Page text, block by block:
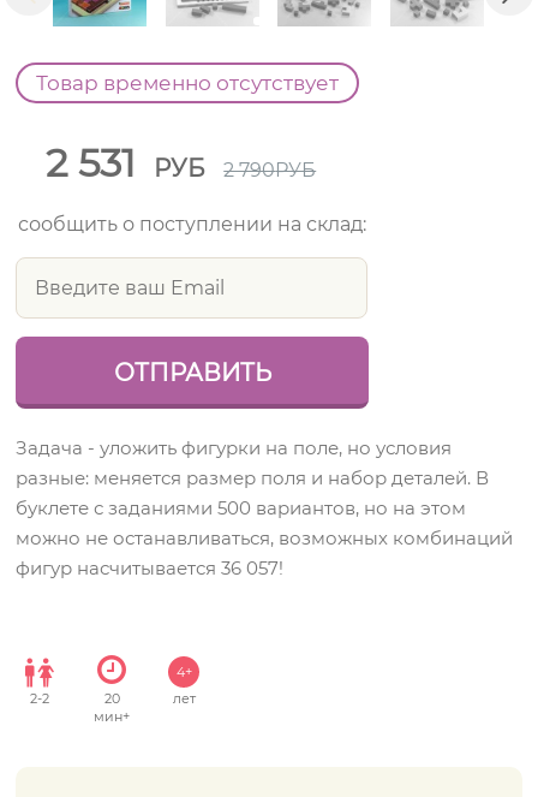
Товар временно отсутствует
2 531 РУБ 2 790РУБ
сообщить о поступлении на склад:
Задача - уложить фигурки на поле, но условия
разные: меняется размер поля и набор деталей. В
буклете с заданиями 500 вариантов, но на этом
можно не останавливаться, возможных комбинаций
фигур насчитывается 36 057!
2-2
20
мин+
4+
лет